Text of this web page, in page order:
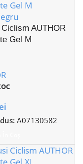
AUTHOR
Gel M
A07130582